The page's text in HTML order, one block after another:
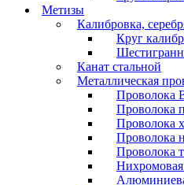
Метизы
Калибровка,
Круг
Канат стальной
Металлическая
Проволока
Проволока
Проволока
Проволока
Проволока